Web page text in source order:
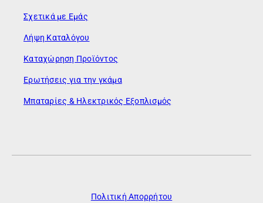
Σχετικά με Εμάς
Λήψη Καταλόγου
Καταχώρηση Προϊόντος
Ερωτήσεις για την γκάμα
Μπαταρίες & Ηλεκτρικός Εξοπλισμός
Πολιτική Απορρήτου